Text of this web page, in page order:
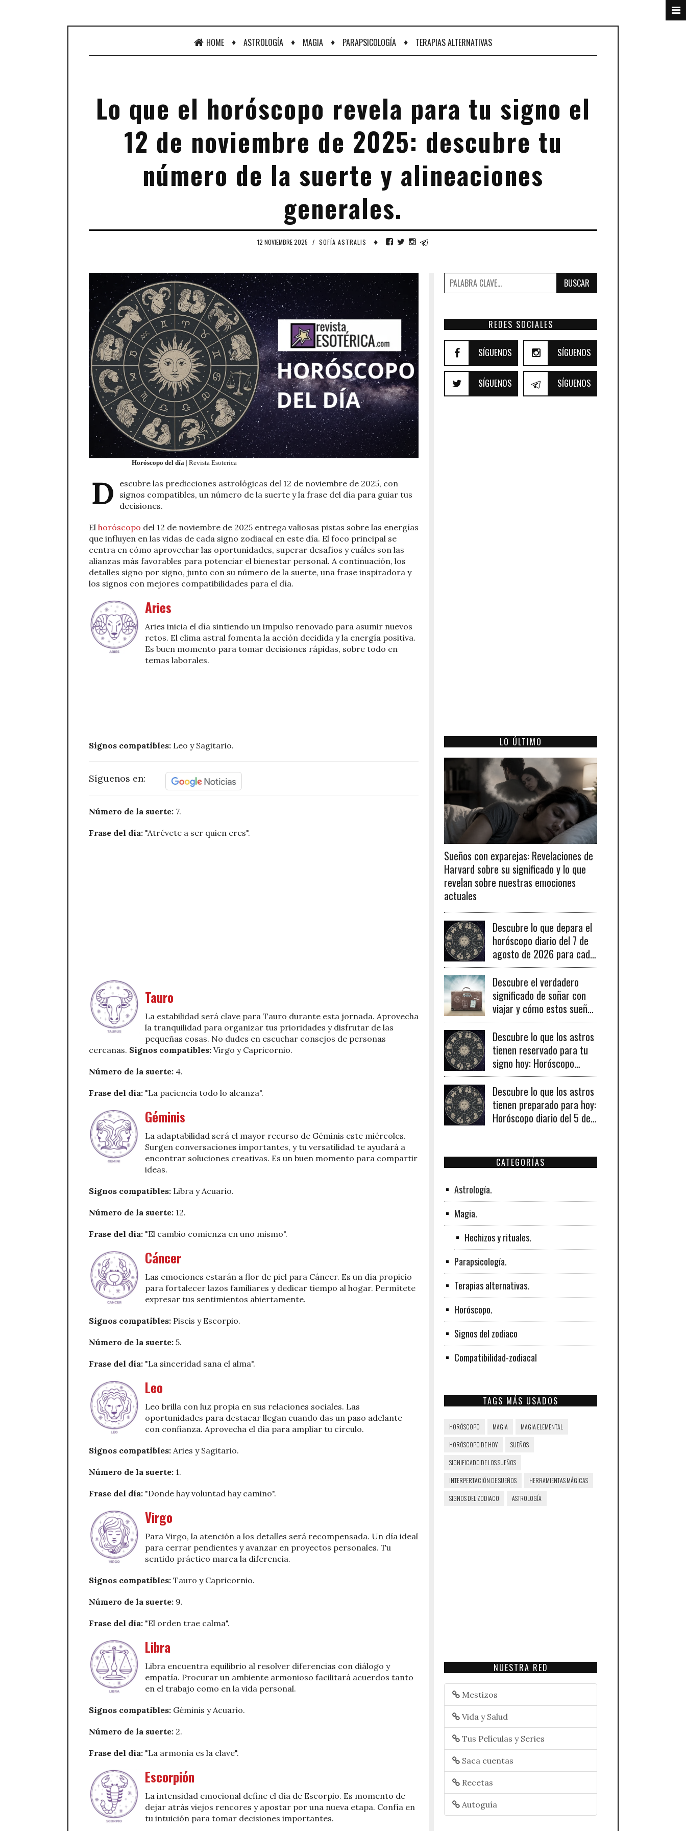
HOME ♦ ASTROLOGÍA ♦ MAGIA ♦ PARAPSICOLOGÍA ♦ TERAPIAS ALTERNATIVAS
Lo que el horóscopo revela para tu signo el
12 de noviembre de 2025: descubre tu
número de la suerte y alineaciones
generales.
12 NOVIEMBRE 2025 / SOFÍA ASTRALIS ♦
Horóscopo del día | Revista Esoterica
D
escubre las predicciones astrológicas del 12 de noviembre de 2025, con
signos compatibles, un número de la suerte y la frase del día para guiar tus
decisiones.
El horóscopo del 12 de noviembre de 2025 entrega valiosas pistas sobre las energías
que influyen en las vidas de cada signo zodiacal en este día. El foco principal se
centra en cómo aprovechar las oportunidades, superar desafíos y cuáles son las
alianzas más favorables para potenciar el bienestar personal. A continuación, los
detalles signo por signo, junto con su número de la suerte, una frase inspiradora y
los signos con mejores compatibilidades para el día.
Aries
Aries inicia el día sintiendo un impulso renovado para asumir nuevos
retos. El clima astral fomenta la acción decidida y la energía positiva.
Es buen momento para tomar decisiones rápidas, sobre todo en
temas laborales.
Signos compatibles: Leo y Sagitario.
Síguenos en:
Número de la suerte: 7.
Frase del día: "Atrévete a ser quien eres".
Tauro
La estabilidad será clave para Tauro durante esta jornada. Aprovecha
la tranquilidad para organizar tus prioridades y disfrutar de las
pequeñas cosas. No dudes en escuchar consejos de personas
cercanas. Signos compatibles: Virgo y Capricornio.
Número de la suerte: 4.
Frase del día: "La paciencia todo lo alcanza".
Géminis
La adaptabilidad será el mayor recurso de Géminis este miércoles.
Surgen conversaciones importantes, y tu versatilidad te ayudará a
encontrar soluciones creativas. Es un buen momento para compartir
ideas.
Signos compatibles: Libra y Acuario.
Número de la suerte: 12.
Frase del día: "El cambio comienza en uno mismo".
Cáncer
Las emociones estarán a flor de piel para Cáncer. Es un día propicio
para fortalecer lazos familiares y dedicar tiempo al hogar. Permítete
expresar tus sentimientos abiertamente.
Signos compatibles: Piscis y Escorpio.
Número de la suerte: 5.
Frase del día: "La sinceridad sana el alma".
Leo
Leo brilla con luz propia en sus relaciones sociales. Las
oportunidades para destacar llegan cuando das un paso adelante
con confianza. Aprovecha el día para ampliar tu círculo.
Signos compatibles: Aries y Sagitario.
Número de la suerte: 1.
Frase del día: "Donde hay voluntad hay camino".
Virgo
Para Virgo, la atención a los detalles será recompensada. Un día ideal
para cerrar pendientes y avanzar en proyectos personales. Tu
sentido práctico marca la diferencia.
Signos compatibles: Tauro y Capricornio.
Número de la suerte: 9.
Frase del día: "El orden trae calma".
Libra
Libra encuentra equilibrio al resolver diferencias con diálogo y
empatía. Procurar un ambiente armonioso facilitará acuerdos tanto
en el trabajo como en la vida personal.
Signos compatibles: Géminis y Acuario.
Número de la suerte: 2.
Frase del día: "La armonía es la clave".
Escorpión
La intensidad emocional define el día de Escorpio. Es momento de
dejar atrás viejos rencores y apostar por una nueva etapa. Confía en
tu intuición para tomar decisiones importantes.
BUSCAR
REDES SOCIALES
SÍGUENOS SÍGUENOS
SÍGUENOS SÍGUENOS
LO ÚLTIMO
Sueños con exparejas: Revelaciones de
Harvard sobre su significado y lo que
revelan sobre nuestras emociones
actuales
Descubre lo que depara el
horóscopo diario del 7 de
agosto de 2026 para cada
signo del zodiaco y sus
claves para el éxito.
Descubre el verdadero
significado de soñar con
viajar y cómo estos sueños
pueden señalar cambios
importantes en tu vida
personal y profesional.
Descubre lo que los astros
tienen reservado para tu
signo hoy: Horóscopo
diario del 6 de agosto de
2026
Descubre lo que los astros
tienen preparado para hoy:
Horóscopo diario del 5 de
zodiacales.
CATEGORÍAS
Astrología.
Magia.
Hechizos y rituales.
Parapsicología.
Terapias alternativas.
Horóscopo.
Signos del zodiaco
Compatibilidad-zodiacal
TAGS MÁS USADOS
HORÓSCOPO MAGIA MAGIA ELEMENTAL
HORÓSCOPO DE HOY SUEÑOS
SIGNIFICADO DE LOS SUEÑOS
INTERPERTACIÓN DE SUEÑOS HERRAMIENTAS MÁGICAS
SIGNOS DEL ZODIACO ASTROLOGÍA
NUESTRA RED
Mestizos
Vida y Salud
Tus Películas y Series
Saca cuentas
Recetas
Autoguía